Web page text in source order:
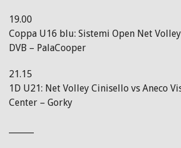
19.00
Coppa U16 blu: Sistemi Open Net
DVB – PalaCooper
21.15
1D U21: Net Volley Cinisello vs Aneco
Center – Gorky